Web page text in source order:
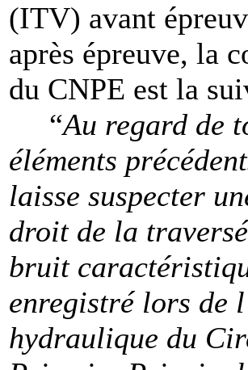
(ITV) avant
après épreuve, la
du CNPE est la
“Au regard de
éléments
laisse suspecter
droit de la
bruit
enregistré lors de
hydraulique du